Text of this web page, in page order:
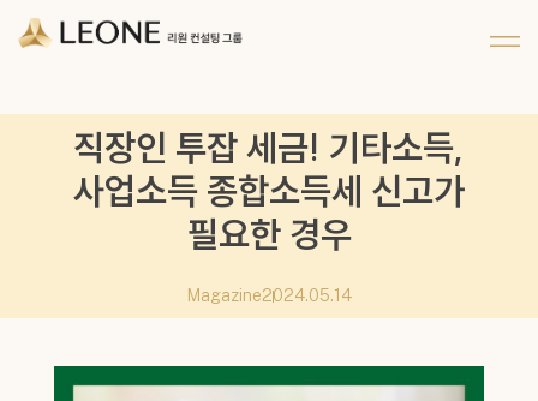
CI 소개
파트너십
리원 이야기
지원하기
직장인 투잡 세금! 기타소득,
사업소득 종합소득세 신고가
필요한 경우
Magazine2024.05.14